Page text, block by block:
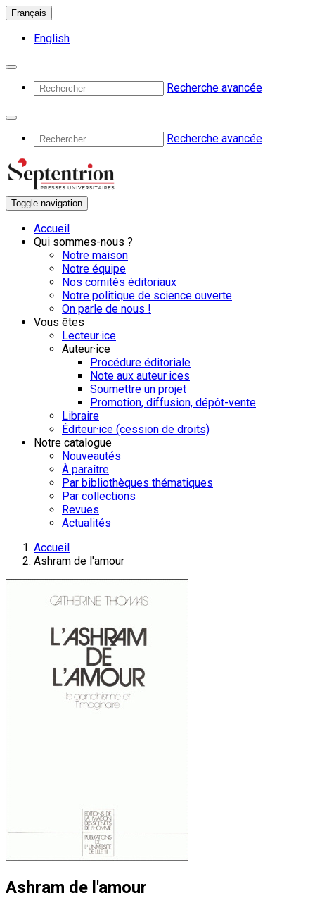
Français
English
Recherche avancée
Recherche avancée
Toggle navigation
Accueil
Qui sommes-nous ?
Notre maison
Notre équipe
Nos comités éditoriaux
Notre politique de science ouverte
On parle de nous !
Vous êtes
Lecteur·ice
Auteur·ice
Procédure éditoriale
Note aux auteur·ices
Soumettre un projet
Promotion, diffusion, dépôt-vente
Libraire
Éditeur·ice (cession de droits)
Notre catalogue
Nouveautés
À paraître
Par bibliothèques thématiques
Par collections
Revues
Actualités
Accueil
Ashram de l'amour
Ashram de l'amour